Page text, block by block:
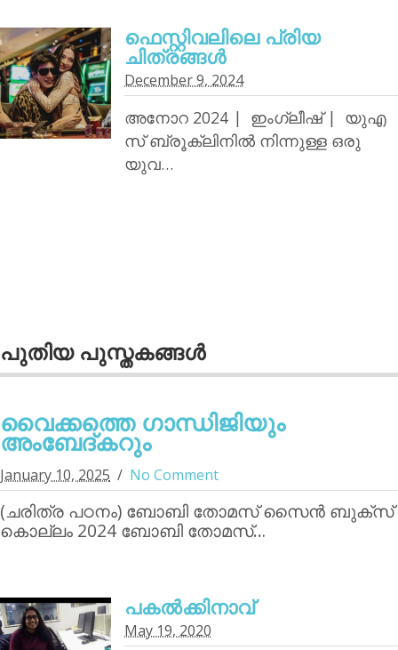
ഫെസ്റ്റിവലിലെ പ്രിയ
ചിത്രങ്ങള്‍
December 9, 2024
അനോറ 2024 | ഇംഗ്ലീഷ് | യുഎ
സ് ബ്രൂക്ലിനില്‍ നിന്നുള്ള ഒരു
യുവ…
പുതിയ പുസ്തകങ്ങള്‍
വൈക്കത്തെ ഗാന്ധിജിയും
അംബേദ്കറും
January 10, 2025 No Comment
(ചരിത്ര പഠനം) ബോബി തോമസ് സൈന്‍ ബുക്‌സ്
കൊല്ലം 2024 ബോബി തോമസ്…
പകൽക്കിനാവ്‌
May 19, 2020